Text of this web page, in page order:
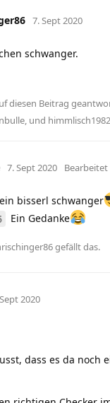
7. Sept 2020
schwanger.
diesen Beitrag
, und himmlisch1982
7. Sept 2020 Bearbeitet
bisserl schwanger
Ein Gedanke
gefällt das.
2020
dass es da noch